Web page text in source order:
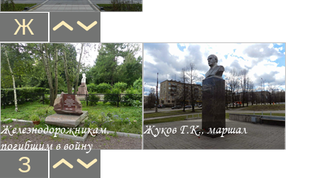
Ж
Железнодорожникам,
погибшим в войну
Жуков Г.К., маршал
З